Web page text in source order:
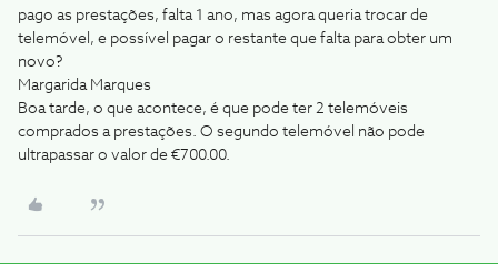
pago as prestações, falta 1 ano, mas agora queria trocar de
telemóvel, e possível pagar o restante que falta para obter um
novo?
Margarida Marques
Boa tarde, o que acontece, é que pode ter 2 telemóveis
comprados a prestações. O segundo telemóvel não pode
ultrapassar o valor de €700.00.